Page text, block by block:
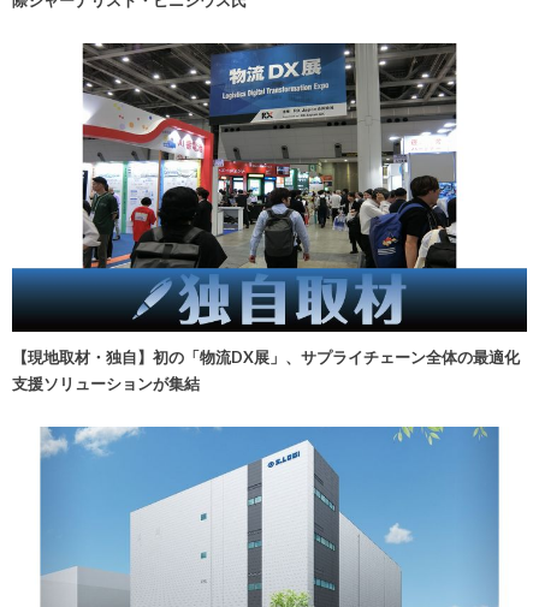
【現地取材・独自】初の「物流DX展」、サプライチェーン全体の最適化
支援ソリューションが集結